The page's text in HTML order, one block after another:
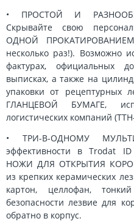
• ПРОСТОЙ И
Скрывайте свою
ОДНОЙ
несколько раз!). Возможно
фактурах, официальных
выписках, а также на
упаковки от рецептурных
ГЛАНЦЕВОЙ БУМАГЕ,
логистических компаний
• ТРИ-В-ОДНОМУ
эффективности в Trodat
НОЖИ ДЛЯ ОТКРЫТИЯ
из крепких керамических
картон, целлофан,
безопасности лезвие для
обратно в корпус.